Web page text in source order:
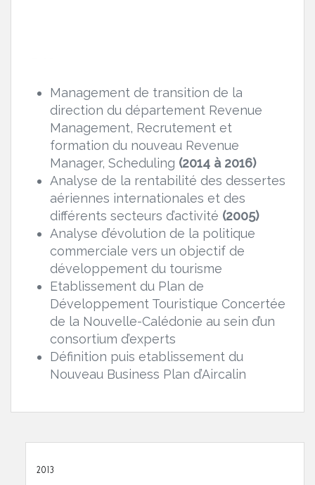
Management de transition de la
direction du département Revenue
Management, Recrutement et
formation du nouveau Revenue
Manager, Scheduling (2014 à 2016)
Analyse de la rentabilité des dessertes
aériennes internationales et des
différents secteurs d’activité (2005)
Analyse d’évolution de la politique
commerciale vers un objectif de
développement du tourisme
Etablissement du Plan de
Développement Touristique Concertée
de la Nouvelle-Calédonie au sein d’un
consortium d’experts
Définition puis etablissement du
Nouveau Business Plan d’Aircalin
2013